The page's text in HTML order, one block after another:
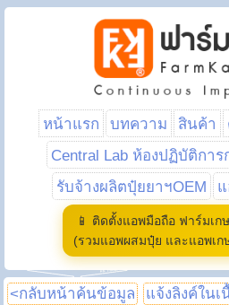
หน้าแรก บทความ สินค้า
Central Lab ห้องปฏิบัติการ
รับจ้างผลิตปุ๋ยยาฯOEM
📱 ติดตั้งแอพมือถือ ฟาร์มเก
(รวมแอพผสมปุ๋ย และแอพเ
<กลับหน้าค้นข้อมูล แจ้งลิงค์ในเ